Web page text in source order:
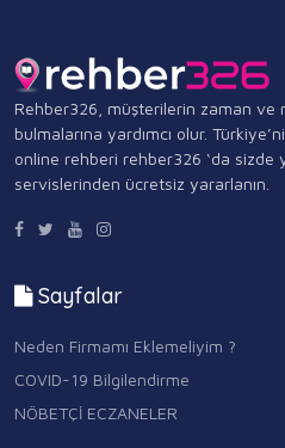
Rehber326, müşterilerin zaman ve
bulmalarına yardımcı olur.
online rehberi rehber326 ‘da sizde
servislerinden ücretsiz yararlanın.
Sayfalar
Neden Firmamı Eklemeliyim ?
COVID-19 Bilgilendirme
NÖBETÇİ ECZANELER